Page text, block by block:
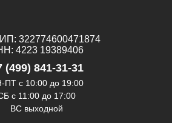
322774600471874
4223 19389406
(499) 841-31-31
ПТ с 10:00 до 19:00
c 11:00 до 17:00
ВС выходной